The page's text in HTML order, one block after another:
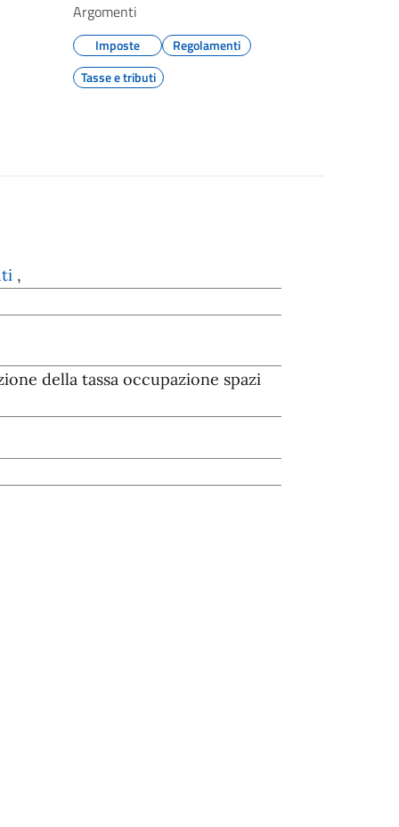
Argomenti
Imposte
Regolamenti
Tasse e tributi
,
della tassa occupazione spazi